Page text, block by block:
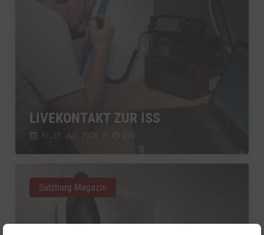
LIVEKONTAKT ZUR ISS
Fr., 31. Juli. 2026
Salzburg Magazin